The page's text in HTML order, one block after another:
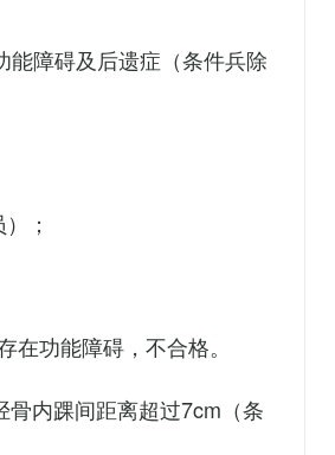
能障碍及后遗症（条件兵除
；
功能障碍，不合格。
内踝间距离超过7cm（条